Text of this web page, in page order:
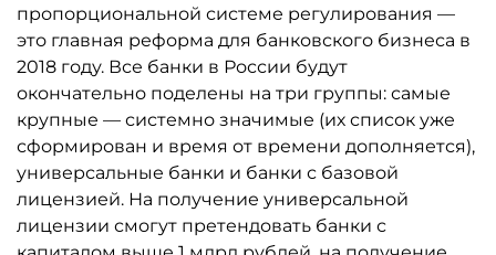
пропорциональной системе регулирования —
это главная реформа для банковского бизнеса в
2018 году. Все банки в России будут
окончательно поделены на три группы: самые
крупные — системно значимые (их список уже
сформирован и время от времени дополняется),
универсальные банки и банки с базовой
лицензией. На получение универсальной
лицензии смогут претендовать банки с